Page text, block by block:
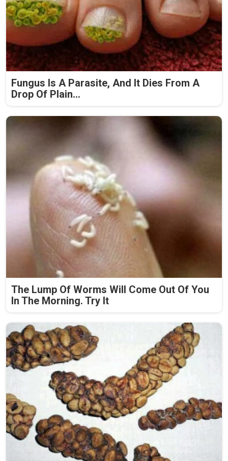
Fungus Is A Parasite, And It Dies From A
Drop Of Plain...
The Lump Of Worms Will Come Out Of You
In The Morning. Try It